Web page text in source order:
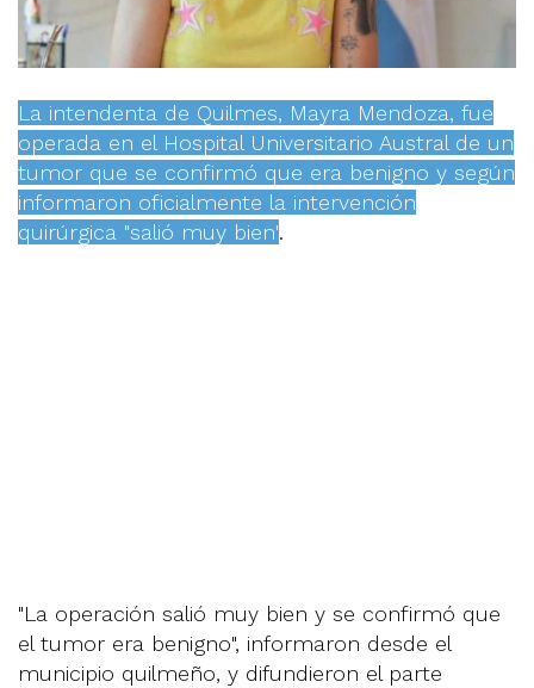
La intendenta de Quilmes, Mayra Mendoza, fue
operada en el Hospital Universitario Austral de un
tumor que se confirmó que era benigno y según
informaron oficialmente la intervención
quirúrgica "salió muy bien".
"La operación salió muy bien y se confirmó que
el tumor era benigno", informaron desde el
municipio quilmeño, y difundieron el parte